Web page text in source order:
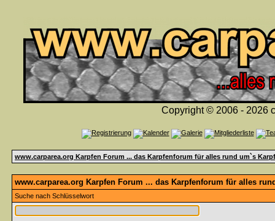
Copyright © 2006 - 2026
www.carparea.org Karpfen Forum ... das Karpfenforum für alles rund um`s
www.carparea.org Karpfen Forum ... das Karpfenforum für alles
Suche nach Schlüsselwort